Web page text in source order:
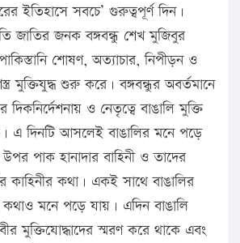
ইতিহাসে সবচে’ গুরুত্বপূর্ণ দিন।
জাতির জনক বঙ্গবন্ধু শেখ মুজিবুর
শোষণ, অত্যাচার, নিপীড়ন ও
মুক্তিযুদ্ধ শুরু করে। বঙ্গবন্ধুর অবর্তমানে
ও নেতৃত্বে বাঙালি মুক্তি
এ দিনটি আসলেই বাঙালির মনে পড়ে
উপর পাক হানাদার বাহিনী ও তাদের
কাহিনীর কথা। একই সাথে বাঙালির
কথাও মনে পড়ে যায়। এদিন বাঙালি
বীর মুক্তিযোদ্ধাদের স্মরণ করে থাকে এবং